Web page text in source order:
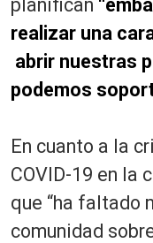
planifican
realizar una
abrir nuestras
podemos
En cuanto a la
COVID-19 en la
que “ha faltado
comunidad